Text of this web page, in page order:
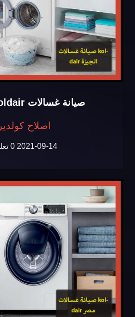
صيانة غسالات koldair الجيزة
اصلاح كولدير
2021-09-14 0 تعليقات